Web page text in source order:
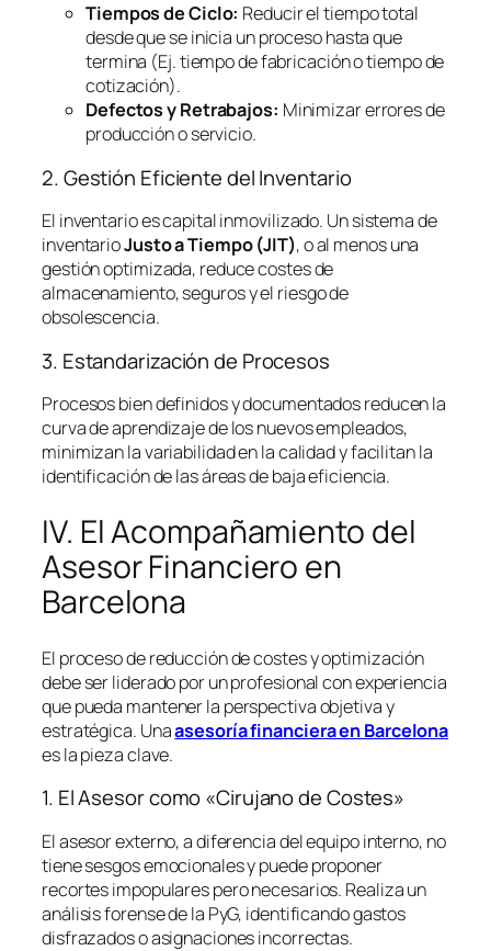
Tiempos de Ciclo: Reducir el tiempo total
desde que se inicia un proceso hasta que
termina (Ej. tiempo de fabricación o tiempo de
cotización).
Defectos y Retrabajos: Minimizar errores de
producción o servicio.
2. Gestión Eficiente del Inventario
El inventario es capital inmovilizado. Un sistema de
inventarioJusto a Tiempo (JIT), o al menos una
gestión optimizada, reduce costes de
almacenamiento, seguros y el riesgo de
obsolescencia.
3. Estandarización de Procesos
Procesos bien definidos y documentados reducen la
curva de aprendizaje de los nuevos empleados,
minimizan la variabilidad en la calidad y facilitan la
identificación de las áreas de baja eficiencia.
IV. El Acompañamiento del
Asesor Financiero en
Barcelona
El proceso de reducción de costes y optimización
debe ser liderado por un profesional con experiencia
que pueda mantener la perspectiva objetiva y
estratégica. Unaasesoría financiera en Barcelona
es la pieza clave.
1. El Asesor como «Cirujano de Costes»
El asesor externo, a diferencia del equipo interno, no
tiene sesgos emocionales y puede proponer
recortes impopulares pero necesarios. Realiza un
análisis forense de la PyG, identificando gastos
disfrazados o asignaciones incorrectas.